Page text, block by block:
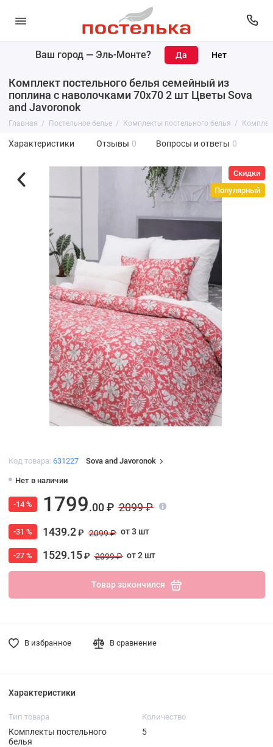
Ваш город — Эль-Монте?
Комплект постельного белья семейный из
поплина с наволочками 70х70 2 шт Цветы Sova
and Javoronok
Главная Постельное белье Комплекты постельного белья
Характеристики Отзывы 0 Вопросы и ответы 0
Скидки
Популярный
Код товара: 631227 Sova and Javoronok
Нет в наличии
-14 % 1799.00 ₽ 2099 ₽
-31 % 1439.2₽ 2099 ₽ от 3 шт
-27 % 1529.15₽ 2099 ₽ от 2 шт
Товар закончился
В избранное В сравнение
Характеристики
Тип товара
Комплекты постельного
белья
Количество
5